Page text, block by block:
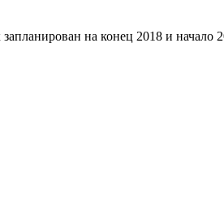
на конец 2018 и начало